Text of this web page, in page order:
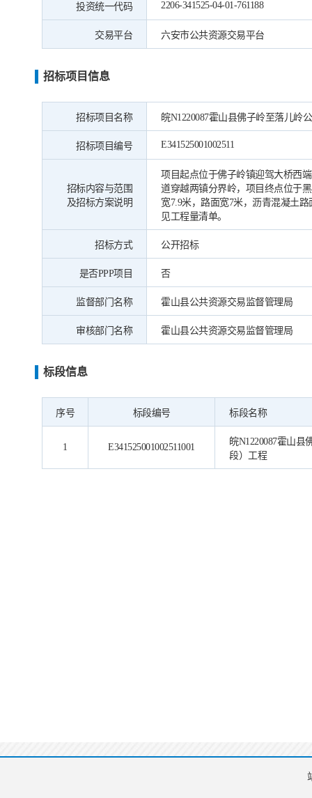
投资统一代码 2206-341525-04-01-761188
交易平台 六安市公共资源交易平台
招标项目信息
招标项目名称 皖N1220087霍山县佛子岭至落儿岭
招标项目编号 E341525001002511
招标内容与范围
及招标方案说明
项目起点位于佛子岭镇迎驾大桥西
道穿越两镇分界岭，项目终点位于
宽7.9米，路面宽7米，沥青混凝土
见工程量清单。
招标方式 公开招标
是否PPP项目 否
监督部门名称 霍山县公共资源交易监督管理局
审核部门名称 霍山县公共资源交易监督管理局
标段信息
序号 标段编号 标段名称
1 E341525001002511001
皖N1220087霍山
段）工程